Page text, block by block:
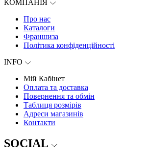
КОМПАНІЯ
Про нас
Каталоги
Франшиза
Політика конфіденційності
INFO
Мій Кабінет
Оплата та доставка
Повернення та обмін
Таблиця розмірів
Адреси магазинів
Контакти
SOCIAL